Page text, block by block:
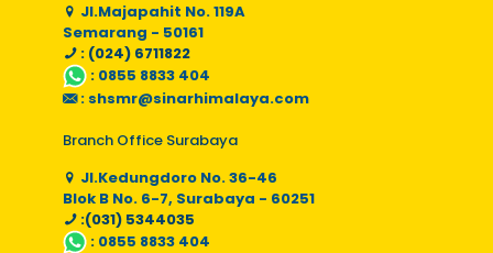
Jl.Majapahit No. 119A
Semarang - 50161
: (024) 6711822
: 0855 8833 404
: shsmr@sinarhimalaya.com
Branch Office Surabaya
Jl.Kedungdoro No. 36-46
Blok B No. 6-7, Surabaya - 60251
:(031) 5344035
: 0855 8833 404